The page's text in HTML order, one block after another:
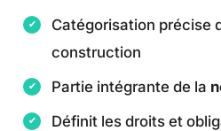
Catégorisation précise
construction
Partie intégrante de la
Définit les droits et